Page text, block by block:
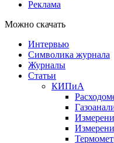
Реклама
Можно скачать
Интервью
Символика журнала
Журналы
Статьи
КИПиА